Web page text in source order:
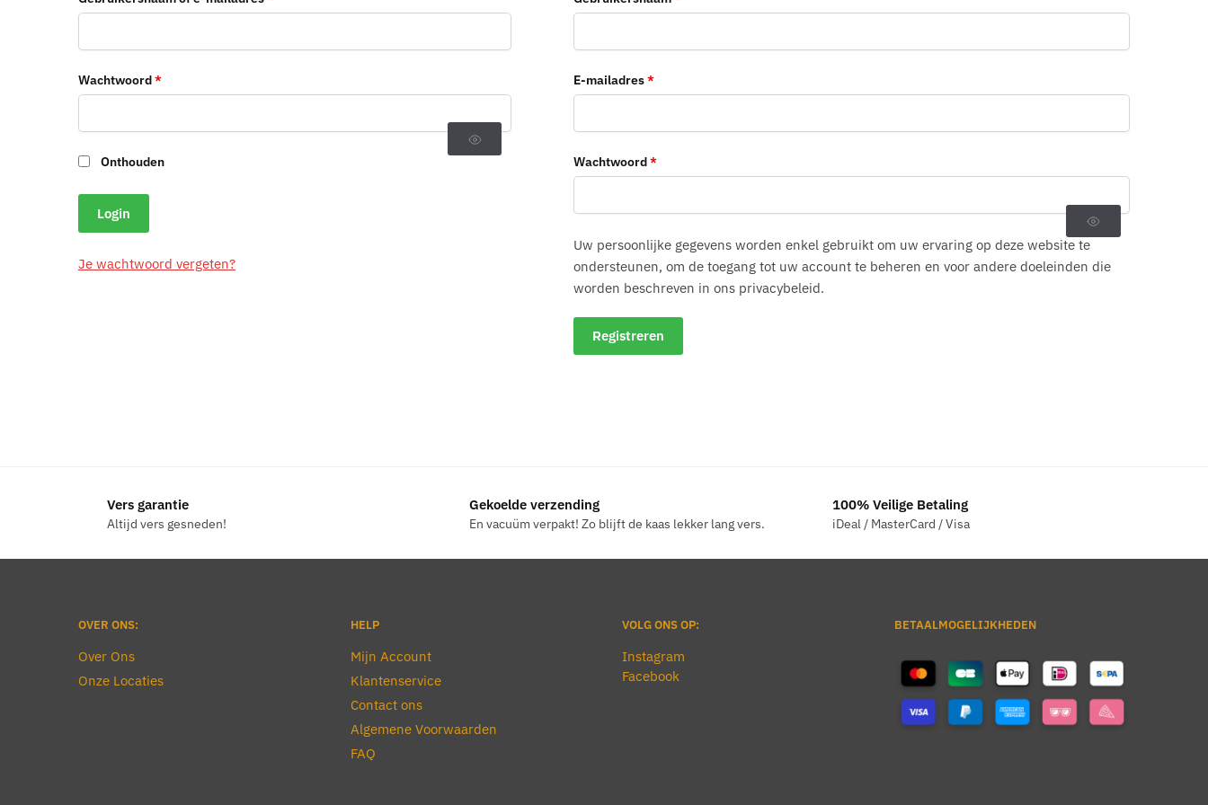
Wachtwoord*Vereist
Onthouden
Login
Je wachtwoord vergeten?
E-mailadres*Vereist
Wachtwoord*Vereist
Uw persoonlijke gegevens worden enkel gebruikt om uw ervaring op deze website te
ondersteunen, om de toegang tot uw account te beheren en voor andere doeleinden die
worden beschreven in ons privacybeleid.
Registreren
Vers garantie
Altijd vers gesneden!
Gekoelde verzending
En vacuüm verpakt! Zo blijft de kaas lekker lang vers.
100% Veilige Betaling
iDeal / MasterCard / Visa
OVER ONS:
Over Ons
Onze Locaties
HELP
Mijn Account
Klantenservice
Contact ons
Algemene Voorwaarden
FAQ
VOLG ONS OP:
Instagram
Facebook
BETAALMOGELIJKHEDEN